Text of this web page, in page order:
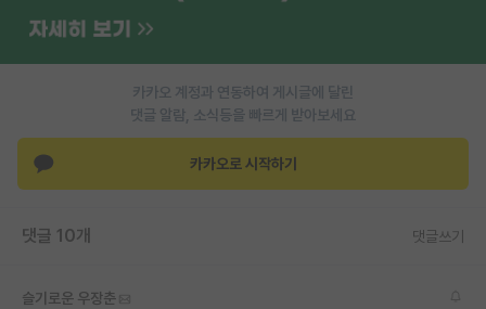
반도체 아카데미
재팬라운지 🌸
카카오 계정과 연동하여 게시글에 달린
댓글 알람, 소식등을 빠르게 받아보세요
카카오로 시작하기
댓글 10개 댓글쓰기
슬기로운 우장춘